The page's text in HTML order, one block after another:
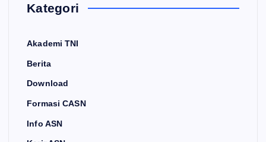
Kategori
Akademi TNI
Berita
Download
Formasi CASN
Info ASN